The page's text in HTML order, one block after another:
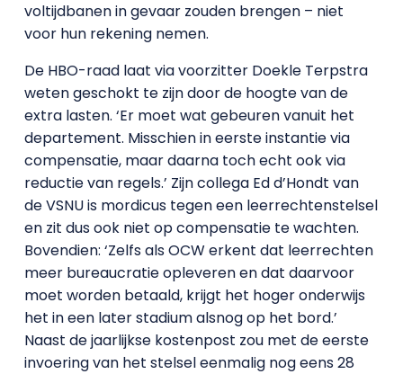
voltijdbanen in gevaar zouden brengen – niet
voor hun rekening nemen.
De HBO-raad laat via voorzitter Doekle Terpstra
weten geschokt te zijn door de hoogte van de
extra lasten. ‘Er moet wat gebeuren vanuit het
departement. Misschien in eerste instantie via
compensatie, maar daarna toch echt ook via
reductie van regels.’ Zijn collega Ed d’Hondt van
de VSNU is mordicus tegen een leerrechtenstelsel
en zit dus ook niet op compensatie te wachten.
Bovendien: ‘Zelfs als OCW erkent dat leerrechten
meer bureaucratie opleveren en dat daarvoor
moet worden betaald, krijgt het hoger onderwijs
het in een later stadium alsnog op het bord.’
Naast de jaarlijkse kostenpost zou met de eerste
invoering van het stelsel eenmalig nog eens 28